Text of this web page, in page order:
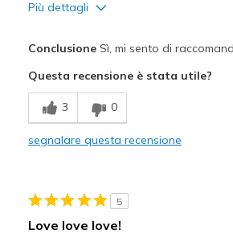
Più dettagli
Breathe Well
Comfortable
Migliori Utilizzi:
ConclusioneSì, mi sento di
Questa recensione è stata utile?
3 0
segnalare questa recensione
5
Love love love!